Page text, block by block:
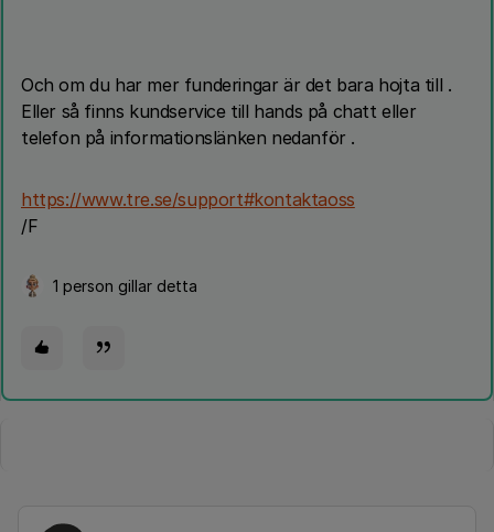
Och om du har mer funderingar är det bara hojta till .
Eller så finns kundservice till hands på chatt eller
telefon på informationslänken nedanför .
https://www.tre.se/support#kontaktaoss
/F
1 person gillar detta